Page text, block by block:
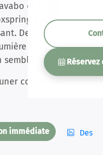
et toilettes
assurent un
De grandes
du jour et
à un parc.
copieux compris
immédiate
Des